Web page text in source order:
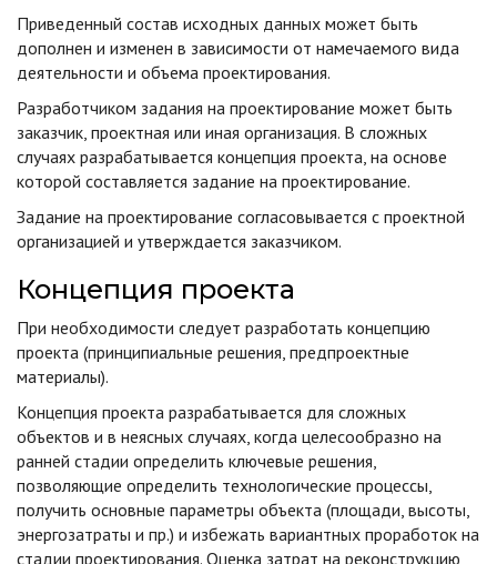
Приведенный состав исходных данных может быть
дополнен и изменен в зависимости от намечаемого вида
деятельности и объема проектирования.
Разработчиком задания на проектирование может быть
заказчик, проектная или иная организация. В сложных
случаях разрабатывается концепция проекта, на основе
которой составляется задание на проектирование.
Задание на проектирование согласовывается с проектной
организацией и утверждается заказчиком.
Концепция проекта
При необходимости следует разработать концепцию
проекта (принципиальные решения, предпроектные
материалы).
Концепция проекта разрабатывается для сложных
объектов и в неясных случаях, когда целесообразно на
ранней стадии определить ключевые решения,
позволяющие определить технологические процессы,
получить основные параметры объекта (площади, высоты,
энергозатраты и пр.) и избежать вариантных проработок на
стадии проектирования. Оценка затрат на реконструкцию